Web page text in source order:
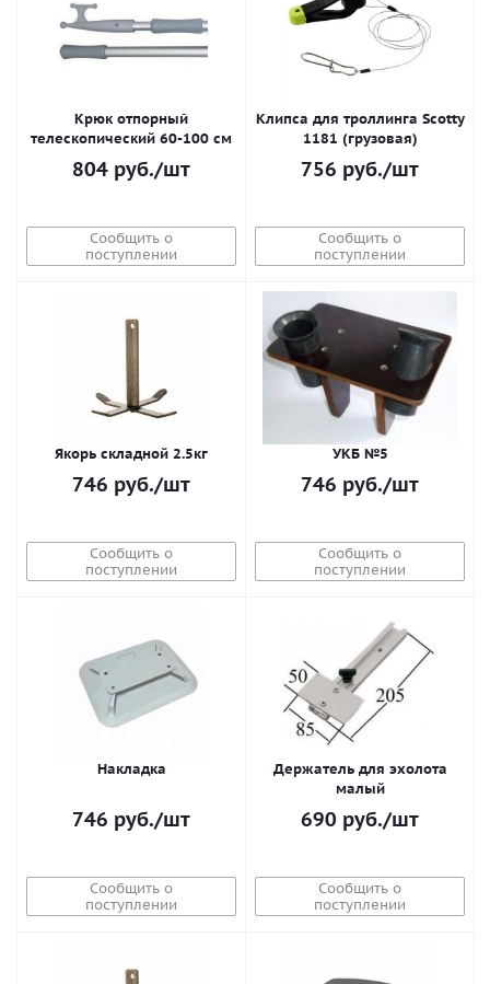
Крюк отпорный
телескопический 60-100 см
804 руб./шт
Сообщить о
поступлении
Клипса для троллинга Scotty
1181 (грузовая)
756 руб./шт
Сообщить о
поступлении
Якорь складной 2.5кг
746 руб./шт
Сообщить о
поступлении
УКБ №5
746 руб./шт
Сообщить о
поступлении
Накладка
746 руб./шт
Сообщить о
поступлении
Держатель для эхолота
малый
690 руб./шт
Сообщить о
поступлении